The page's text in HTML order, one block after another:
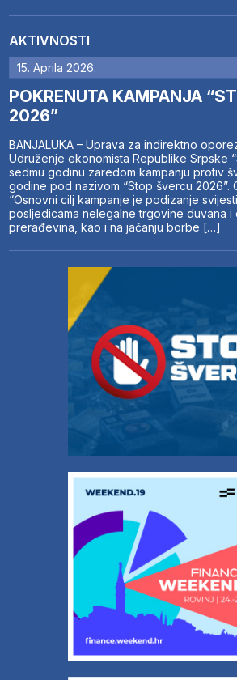
AKTIVNOSTI
15. Aprila 2026.
POKRENUTA KAMPANJA
2026”
BANJALUKA – Uprava za indirektno
Udruženje ekonomista Republike Srpske
sedmu godinu zaredom kampanju protiv
godine pod nazivom “Stop švercu 2026”.
“Osnovni cilj kampanje je podizanje
posljedicama nelegalne trgovine duvana i
prerađevina, kao i na jačanju borbe […]